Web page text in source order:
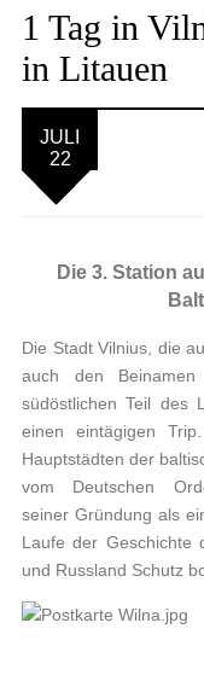
1 Tag in
in Litauen
JULI
22
Die 3. Station
Die Stadt Vilnius, die
auch den Beinamen
südöstlichen Teil des
einen eintägigen
Hauptstädten der
vom Deutschen
seiner Gründung als
Laufe der Geschichte
und Russland Schutz